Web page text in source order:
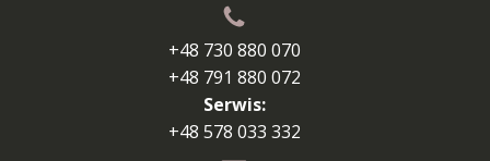
+48 730 880 070
+48 791 880 072
Serwis:
+48 578 033 332